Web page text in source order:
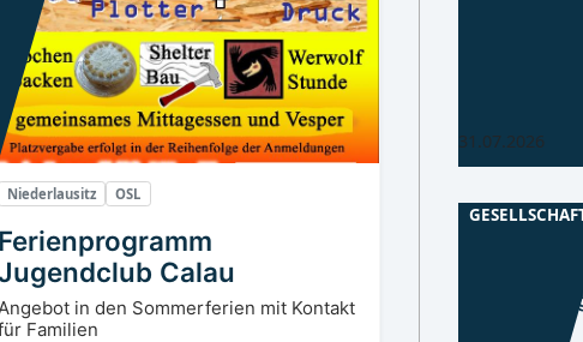
Niederlausitz OSL
Ferienprogramm
Calau
in den Sommerferien mit Kontakt
Familien
A13-Brücke
drei Wochen
31.07.2026